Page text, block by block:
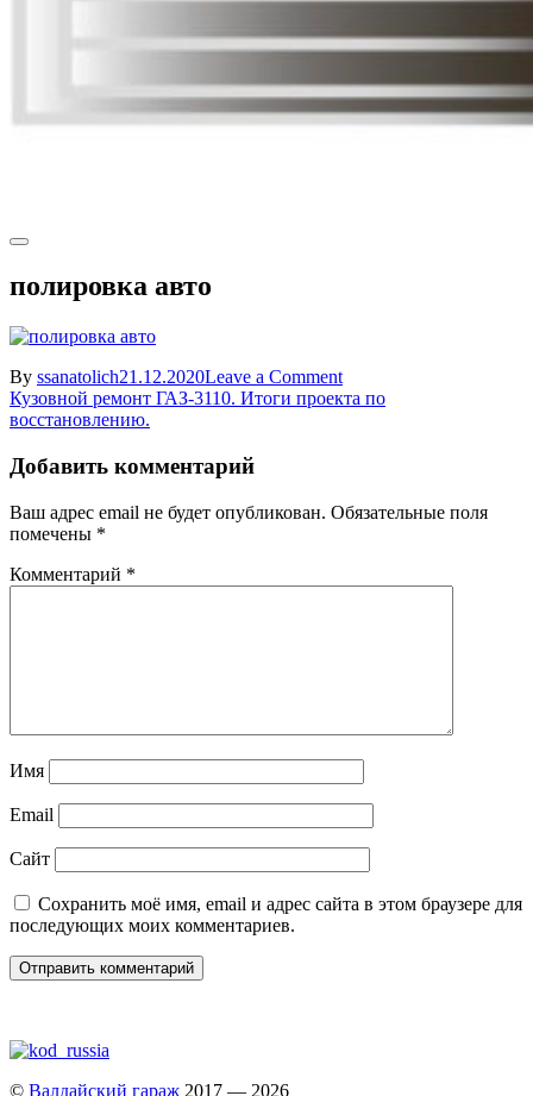
полировка авто
By ssanatolich21.12.2020Leave a Commenton
полировка
Навигация
по
записям
Кузовной ремонт ГАЗ-3110. Итоги проекта по
восстановлению.
Добавить комментарий
Ваш адрес email не будет опубликован. Обязательные поля
помечены *
Комментарий *
Имя
Email
Сайт
Сохранить моё имя, email и адрес сайта в этом браузере для
последующих моих комментариев.
© Валдайский гараж 2017 — 2026